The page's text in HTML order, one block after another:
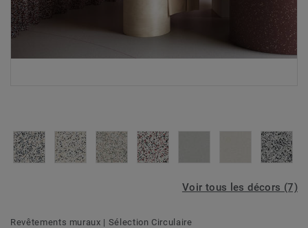
Voir tous les décors (7)
Revêtements muraux | Sélection Circulaire